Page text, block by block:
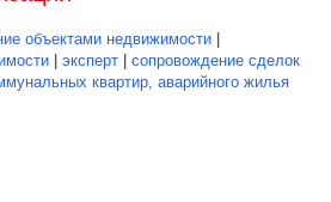
объектами недвижимости
эксперт
сопровождение сделок
квартир, аварийного жилья